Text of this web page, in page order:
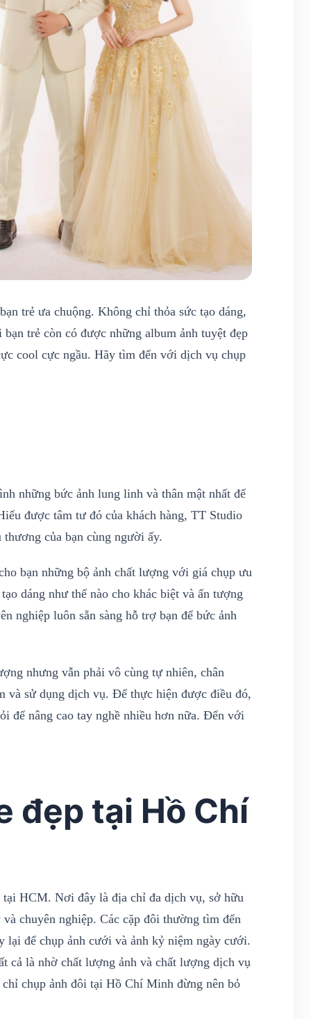
trẻ ưa chuộng. Không chỉ thỏa sức tạo dáng,
trẻ còn có được những album ảnh tuyệt đẹp
cool cực ngầu. Hãy tìm đến với dịch vụ chụp
những bức ảnh lung linh và thân mật nhất để
được tâm tư đó của khách hàng, TT Studio
của bạn cùng người ấy.
bạn những bộ ảnh chất lượng với giá chụp ưu
dáng như thế nào cho khác biệt và ấn tượng
nghiệp luôn sẵn sàng hỗ trợ bạn để bức ảnh
nhưng vẫn phải vô cùng tự nhiên, chân
và sử dụng dịch vụ. Để thực hiện được điều đó,
để nâng cao tay nghề nhiều hơn nữa. Đến với
đẹp tại Hồ Chí
HCM. Nơi đây là địa chỉ đa dịch vụ, sở hữu
chuyên nghiệp. Các cặp đôi thường tìm đến
lại để chụp ảnh cưới và ảnh kỷ niệm ngày cưới.
cả là nhờ chất lượng ảnh và chất lượng dịch vụ
chụp ảnh đôi tại Hồ Chí Minh đừng nên bỏ